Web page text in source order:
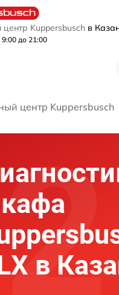
Kuppersbusch в
до 21:00
центр Kuppersbusch
в